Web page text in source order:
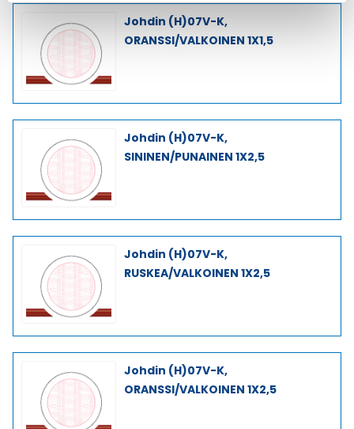
Johdin (H)07V-K,
ORANSSI/VALKOINEN 1X1,5
Johdin (H)07V-K,
SININEN/PUNAINEN 1X2,5
Johdin (H)07V-K,
RUSKEA/VALKOINEN 1X2,5
Johdin (H)07V-K,
ORANSSI/VALKOINEN 1X2,5